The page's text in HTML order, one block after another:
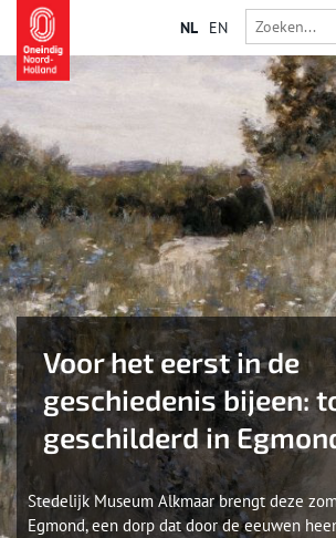
NL EN
Voor het eerst in de
geschiedenis bijeen:
geschilderd in
Stedelijk Museum Alkmaar brengt deze
Egmond, een dorp dat door de eeuwen